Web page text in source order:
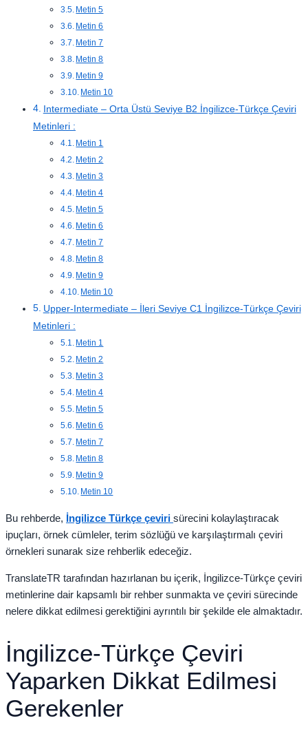
Metin 5
Metin 6
Metin 7
Metin 8
Metin 9
Metin 10
Intermediate – Orta Üstü Seviye B2 İngilizce-Türkçe Çeviri
Metinleri :
Metin 1
Metin 2
Metin 3
Metin 4
Metin 5
Metin 6
Metin 7
Metin 8
Metin 9
Metin 10
Upper-Intermediate – İleri Seviye C1 İngilizce-Türkçe Çeviri
Metinleri :
Metin 1
Metin 2
Metin 3
Metin 4
Metin 5
Metin 6
Metin 7
Metin 8
Metin 9
Metin 10
Bu rehberde, İngilizce Türkçe çeviri sürecini kolaylaştıracak
ipuçları, örnek cümleler, terim sözlüğü ve karşılaştırmalı çeviri
örnekleri sunarak size rehberlik edeceğiz.
TranslateTR tarafından hazırlanan bu içerik, İngilizce-Türkçe çeviri
metinlerine dair kapsamlı bir rehber sunmakta ve çeviri sürecinde
nelere dikkat edilmesi gerektiğini ayrıntılı bir şekilde ele almaktadır.
İngilizce-Türkçe Çeviri
Yaparken Dikkat Edilmesi
Gerekenler